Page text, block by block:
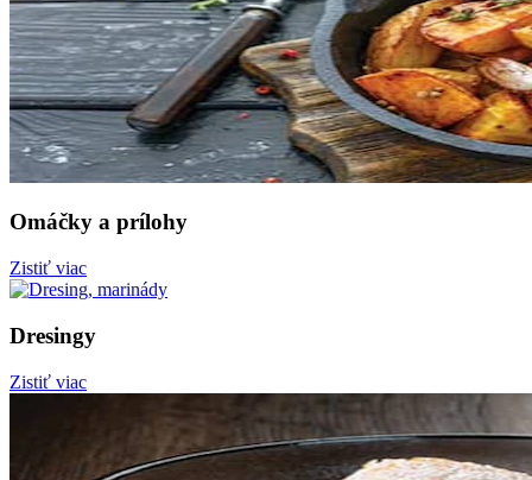
Omáčky a prílohy
Zistiť viac
Dresingy
Zistiť viac